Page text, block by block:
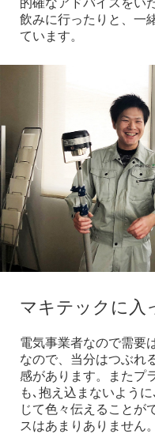
飲みに行ったりと、一
ています。
マキテックに入
電気事業者なので需要
なので、当分はつぶれ
感があります。またプ
も､抱え込まないよう
じて色々伝えることが
スはあまりありません。